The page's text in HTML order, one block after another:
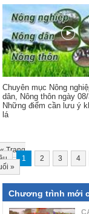
Chuyên mục Nông
dân, Nông thôn ngày
Những điểm cần lưu ý
lá
«Trang
1 2 3 4
»
Chương trình mới